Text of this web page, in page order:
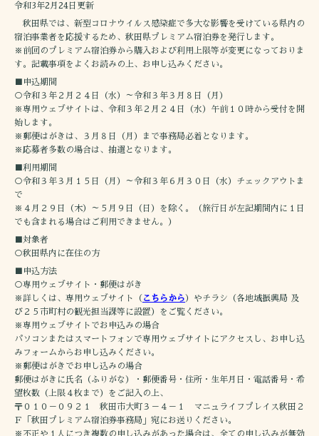
令和3年2月24日更新
秋田県では、新型コロナウイルス感染症で多大な影響を受けている県内の
宿泊事業者を応援するため、秋田県プレミアム宿泊券を発行します。
※前回のプレミアム宿泊券から購入および利用上限等が変更になっておりま
す。記載事項をよくお読みの上、お申し込みください。
■申込期間
○令和３年２月２４日（水）～令和３年３月８日（月）
※専用ウェブサイトは、令和３年２月２４日（水）午前１０時から受付を開
始します。
※郵便はがきは、３月８日（月）まで事務局必着となります。
※応募者多数の場合は、抽選となります。
■利用期間
○令和３年３月１５日（月）～令和３年６月３０日（水）チェックアウトま
で
※４月２９日（木）～５月９日（日）を除く。（旅行日が左記期間内に１日
でも含まれる場合はご利用できません。）
■対象者
○秋田県内に在住の方
■申込方法
○専用ウェブサイト・郵便はがき
※詳しくは、専用ウェブサイト（ こちらから）やチラシ（各地域振興局 及
び２５市町村の観光担当課等に設置）をご覧ください。
※専用ウェブサイトでお申込みの場合
パソコンまたはスマートフォンで専用ウェブサイトにアクセスし、お申し込
みフォームからお申し込みください。
※郵便はがきでお申し込みの場合
郵便はがきに氏名（ふりがな）・郵便番号・住所・生年月日・電話番号・希
望枚数（上限４枚まで）をご記入の上、
〒０１０－０９２１ 秋田市大町３－４－１ マニュライフプレイス秋田２
Ｆ「秋田プレミアム宿泊券事務局」宛にお送りください。
※不正や１人につき複数の申し込みがあった場合は、全ての申し込みが無効